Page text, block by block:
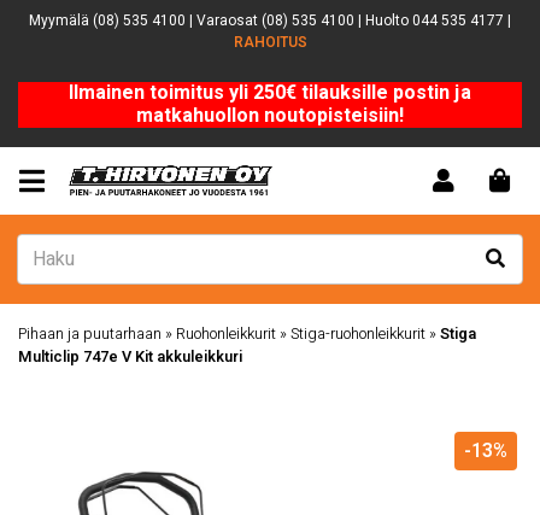
Myymälä (08) 535 4100 | Varaosat (08) 535 4100 | Huolto 044 535 4177 |
RAHOITUS
Ilmainen toimitus yli 250€ tilauksille postin ja
matkahuollon noutopisteisiin!
Pihaan ja puutarhaan » Ruohonleikkurit »Stiga-ruohonleikkurit »Stiga
Multiclip 747e V Kit akkuleikkuri
-13%